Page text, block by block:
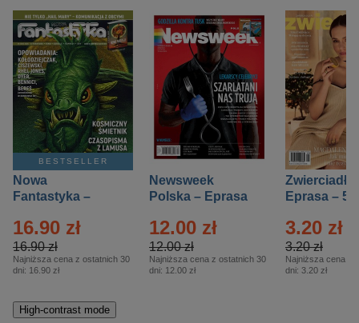
BESTSELLER
Nowa
Fantastyka –
16.90 zł
16.90 zł
Najniższa cena z ostatnich 30
dni: 16.90 zł
Newsweek
Polska – Eprasa
12.00 zł
12.00 zł
Najniższa cena z ostatnich 30
dni: 12.00 zł
Zwierciadło
Eprasa – 5/
3.20 zł
3.20 zł
Najniższa cena z
dni: 3.20 zł
High-contrast mode